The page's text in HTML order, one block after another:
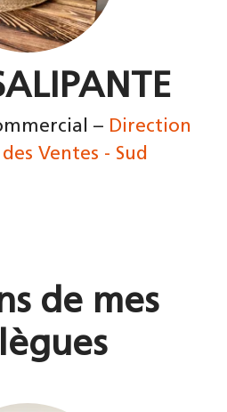
– Direction
Ventes - Sud
de mes